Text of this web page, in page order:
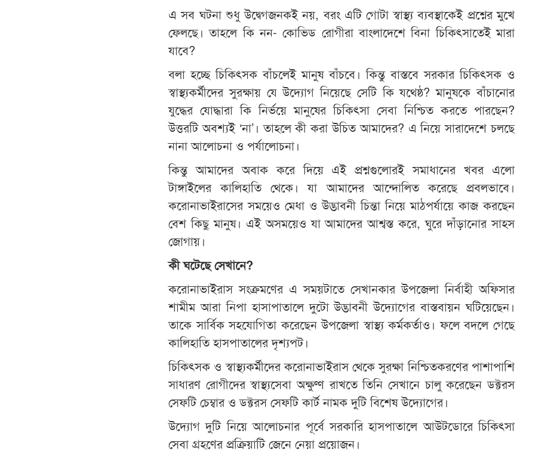
এ সব ঘটনা শুধু উদ্বেগজনকই নয়, বরং এটি গোটা স্বাস্থ্য ব্যবস্থাকেই প্রশ্নের মুখে
ফেলছে। তাহলে কি নন- কোভিড রোগীরা বাংলাদেশে বিনা চিকিৎসাতেই মারা
যাবে?
বলা হচ্ছে চিকিৎসক বাঁচলেই মানুষ বাঁচবে। কিন্তু বাস্তবে সরকার চিকিৎসক ও
স্বাস্থ্যকর্মীদের সুরক্ষায় যে উদ্যোগ নিয়েছে সেটি কি যথেষ্ঠ? মানুষকে বাঁচানোর
যুদ্ধের যোদ্ধারা কি নির্ভয়ে মানুষের চিকিৎসা সেবা নিশ্চিত করতে পারছেন?
উত্তরটি অবশ্যই ‘না’। তাহলে কী করা উচিত আমাদের? এ নিয়ে সারাদেশে চলছে
নানা আলোচনা ও পর্যালোচনা।
কিন্তু আমাদের অবাক করে দিয়ে এই প্রশ্নগুলোরই সমাধানের খবর এলো
টাঙ্গাইলের কালিহাতি থেকে। যা আমাদের আন্দোলিত করেছে প্রবলভাবে।
করোনাভাইরাসের সময়েও মেধা ও উদ্ভাবনী চিন্তা নিয়ে মাঠপর্যায়ে কাজ করছেন
বেশ কিছু মানুষ। এই অসময়েও যা আমাদের আশ্বস্ত করে, ঘুরে দাঁড়ানোর সাহস
জোগায়।
কী ঘটেছে সেখানে?
করোনাভাইরাস সংক্রমণের এ সময়টাতে সেখানকার উপজেলা নির্বাহী অফিসার
শামীম আরা নিপা হাসাপাতালে দুটো উদ্ভাবনী উদ্যোগের বাস্তবায়ন ঘটিয়েছেন।
তাকে সার্বিক সহযোগিতা করেছেন উপজেলা স্বাস্থ্য কর্মকর্তাও। ফলে বদলে গেছে
কালিহাতি হাসপাতালের দৃশ্যপট।
চিকিৎসক ও স্বাস্থ্যকর্মীদের করোনাভাইরাস থেকে সুরক্ষা নিশ্চিতকরণের পাশাপাশি
সাধারণ রোগীদের স্বাস্থ্যসেবা অক্ষুণ্ণ রাখতে তিনি সেখানে চালু করেছেন ডক্টরস
সেফটি চেম্বার ও ডক্টরস সেফটি কার্ট নামক দুটি বিশেষ উদ্যোগের।
উদ্যোগ দুটি নিয়ে আলোচনার পূর্বে সরকারি হাসপাতালে আউটডোরে চিকিৎসা
সেবা গ্রহণের প্রক্রিয়াটি জেনে নেয়া প্রয়োজন।